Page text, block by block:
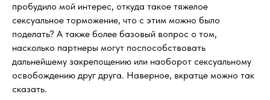
пробудило мой интерес, откуда такое тяжелое
сексуальное торможение, что с этим можно было
поделать? А также более базовый вопрос о том,
насколько партнеры могут поспособствовать
дальнейшему закрепощению или наоборот сексуальному
освобождению друг друга. Наверное, вкратце можно так
сказать.